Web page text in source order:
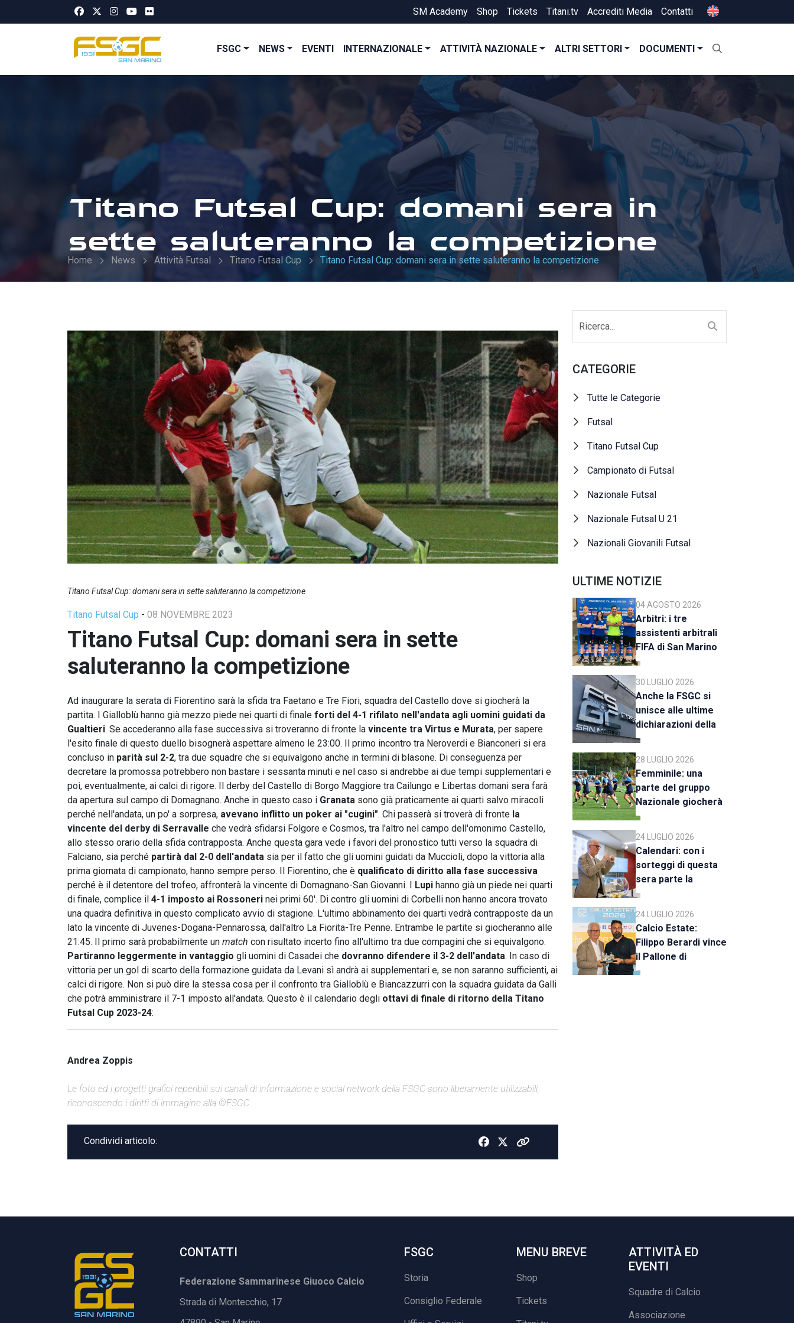
SM Academy Shop Tickets Titani.tv Accrediti Media Contatti
FSGC NEWS EVENTI INTERNAZIONALE ATTIVITÀ NAZIONALE ALTRI SETTORI DOCUMENTI
Titano Futsal Cup: domani sera in
sette saluteranno la competizione
Home News Attività Futsal Titano Futsal Cup Titano Futsal Cup: domani sera in sette saluteranno la competizione
Titano Futsal Cup: domani sera in sette saluteranno la competizione
Titano Futsal Cup - 08 NOVEMBRE 2023
Titano Futsal Cup: domani sera in sette
saluteranno la competizione
Ad inaugurare la serata di Fiorentino sarà la sfida tra Faetano e Tre Fiori, squadra del Castello dove si giocherà la
partita. I Gialloblù hanno già mezzo piede nei quarti di finale forti del 4-1 rifilato nell'andata agli uomini guidati da
Gualtieri. Se accederanno alla fase successiva si troveranno di fronte la vincente tra Virtus e Murata, per sapere
l'esito finale di questo duello bisognerà aspettare almeno le 23:00. Il primo incontro tra Neroverdi e Bianconeri si era
concluso in parità sul 2-2, tra due squadre che si equivalgono anche in termini di blasone. Di conseguenza per
decretare la promossa potrebbero non bastare i sessanta minuti e nel caso si andrebbe ai due tempi supplementari e
poi, eventualmente, ai calci di rigore. Il derby del Castello di Borgo Maggiore tra Cailungo e Libertas domani sera farà
da apertura sul campo di Domagnano. Anche in questo caso i Granata sono già praticamente ai quarti salvo miracoli
perché nell'andata, un po' a sorpresa, avevano inflitto un poker ai "cugini". Chi passerà si troverà di fronte la
vincente del derby di Serravalle che vedrà sfidarsi Folgore e Cosmos, tra l'altro nel campo dell'omonimo Castello,
allo stesso orario della sfida contrapposta. Anche questa gara vede i favori del pronostico tutti verso la squadra di
Falciano, sia perché partirà dal 2-0 dell'andata sia per il fatto che gli uomini guidati da Muccioli, dopo la vittoria alla
prima giornata di campionato, hanno sempre perso. Il Fiorentino, che è qualificato di diritto alla fase successiva
perché è il detentore del trofeo, affronterà la vincente di Domagnano-San Giovanni. I Lupi hanno già un piede nei quarti
di finale, complice il 4-1 imposto ai Rossoneri nei primi 60'. Di contro gli uomini di Corbelli non hanno ancora trovato
una quadra definitiva in questo complicato avvio di stagione. L'ultimo abbinamento dei quarti vedrà contrapposte da un
lato la vincente di Juvenes-Dogana-Pennarossa, dall'altro La Fiorita-Tre Penne. Entrambe le partite si giocheranno alle
21:45. Il primo sarà probabilmente un match con risultato incerto fino all'ultimo tra due compagini che si equivalgono.
Partiranno leggermente in vantaggio gli uomini di Casadei che dovranno difendere il 3-2 dell'andata. In caso di
vittoria per un gol di scarto della formazione guidata da Levani sì andrà ai supplementari e, se non saranno sufficienti, ai
calci di rigore. Non si può dire la stessa cosa per il confronto tra Gialloblù e Biancazzurri con la squadra guidata da Galli
che potrà amministrare il 7-1 imposto all'andata. Questo è il calendario degli ottavi di finale di ritorno della Titano
Futsal Cup 2023-24:
Andrea Zoppis
Le foto ed i progetti grafici reperibili sui canali di informazione e social network della FSGC sono liberamente utilizzabili,
riconoscendo i diritti di immagine alla ©FSGC
Condividi articolo:
CATEGORIE
Tutte le Categorie
Futsal
Titano Futsal Cup
Campionato di Futsal
Nazionale Futsal
Nazionale Futsal U 21
Nazionali Giovanili Futsal
ULTIME NOTIZIE
04 AGOSTO 2026
Arbitri: i tre
assistenti arbitrali
FIFA di San Marino
al raduno della CAN
C
30 LUGLIO 2026
Anche la FSGC si
unisce alle ultime
dichiarazioni della
UEFA
28 LUGLIO 2026
Femminile: una
parte del gruppo
Nazionale giocherà
a Rimini
24 LUGLIO 2026
Calendari: con i
sorteggi di questa
sera parte la
stagione 2026-27
24 LUGLIO 2026
Calcio Estate:
Filippo Berardi vince
il Pallone di
Cristallo, al Tre Fiori
CONTATTI
Federazione Sammarinese Giuoco Calcio
Strada di Montecchio, 17
FSGC
Storia
Consiglio Federale
MENU BREVE
Shop
Tickets
ATTIVITÀ ED
EVENTI
Squadre di Calcio
Associazione